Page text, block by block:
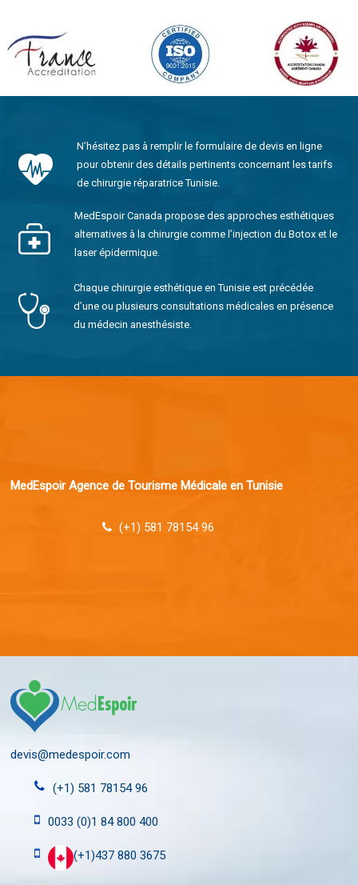
N’hésitez pas à remplir le formulaire de devis en ligne
pour obtenir des détails pertinents concernant les tarifs
de chirurgie réparatrice Tunisie.
MedEspoir Canada propose des approches esthétiques
alternatives à la chirurgie comme l’injection du Botox et le
laser épidermique.
Chaque chirurgie esthétique en Tunisie est précédée
d’une ou plusieurs consultations médicales en présence
du médecin anesthésiste.
MedEspoir Agence de Tourisme Médicale en Tunisie
(+1) 581 78154 96
devis@medespoir.com
(+1) 581 78154 96
0033 (0)1 84 800 400
(+1)437 880 3675